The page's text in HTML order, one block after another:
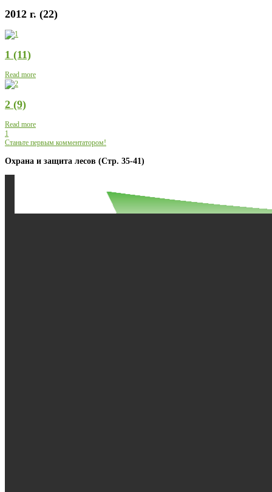
2012 г. (22)
1 (11)
Read more
2 (9)
Read more
1
Станьте первым комментатором!
Охрана и защита лесов (Стр. 35-41)